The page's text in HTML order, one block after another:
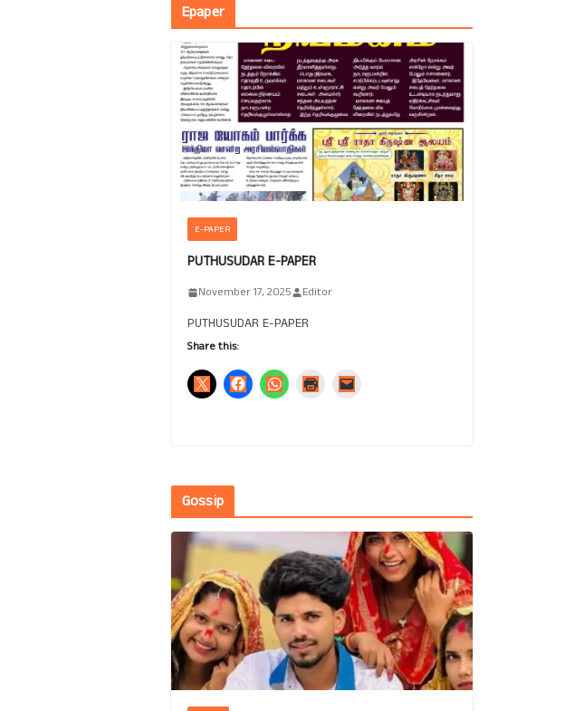
Epaper
E-PAPER
PUTHUSUDAR E-PAPER
November 17, 2025 Editor
PUTHUSUDAR E-PAPER
Share this:
Gossip